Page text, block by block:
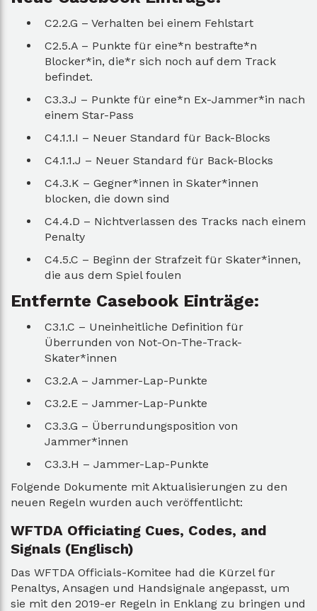
C2.2.G – Verhalten bei einem Fehlstart
C2.5.A – Punkte für eine*n bestrafte*n
Blocker*in, die*r sich noch auf dem Track
befindet.
C3.3.J – Punkte für eine*n Ex-Jammer*in nach
einem Star-Pass
C4.1.1.I – Neuer Standard für Back-Blocks
C4.1.1.J – Neuer Standard für Back-Blocks
C4.3.K – Gegner*innen in Skater*innen
blocken, die down sind
C4.4.D – Nichtverlassen des Tracks nach einem
Penalty
C4.5.C – Beginn der Strafzeit für Skater*innen,
die aus dem Spiel foulen
Entfernte Casebook Einträge:
C3.1.C – Uneinheitliche Definition für
Überrunden von Not-On-The-Track-
Skater*innen
C3.2.A – Jammer-Lap-Punkte
C3.2.E – Jammer-Lap-Punkte
C3.3.G – Überrundungsposition von
Jammer*innen
C3.3.H – Jammer-Lap-Punkte
Folgende Dokumente mit Aktualisierungen zu den
neuen Regeln wurden auch veröffentlicht:
WFTDA Officiating Cues, Codes, and
Signals (Englisch)
Das WFTDA Officials-Komitee had die Kürzel für
Penaltys, Ansagen und Handsignale angepasst, um
sie mit den 2019-er Regeln in Enklang zu bringen und